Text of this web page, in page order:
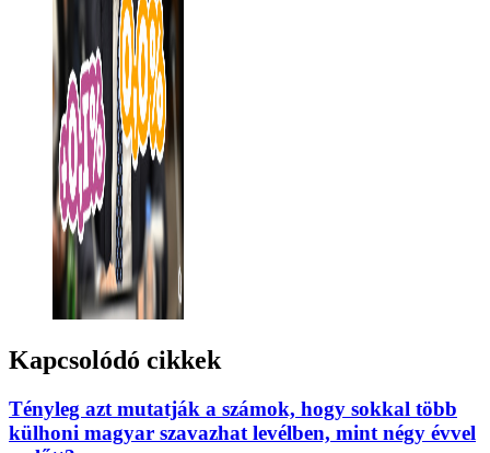
Kapcsolódó cikkek
Tényleg azt mutatják a számok, hogy sokkal több
külhoni magyar szavazhat levélben, mint négy évvel